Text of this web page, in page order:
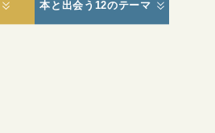
本と出会う12のテーマ